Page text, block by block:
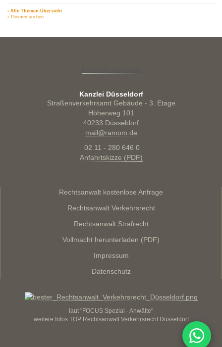
› Alle Themen-Übersicht
› Themen suchen
Kanzlei Düsseldorf
Straßenverkehrsamt Gebäude - 3. Etage
Höherweg 101
40233 Düsseldorf
mail@ramom.de
02 11 - 280 646 0
Anfahrtskizze (PDF)
Rechtsanwalt kostenlose Anfrage
Rechtsanwalt Verkehrsrecht
Rechtsanwalt Strafrecht
Vollmacht herunterladen (PDF)
Impressum
Datenschutz
laut "FOCUS Spezial - Anwälte"
weitere Infos TOP Rechtsanwalt Verkehrsrecht Düsseldorf